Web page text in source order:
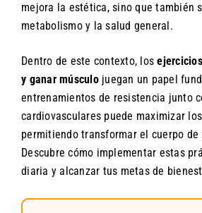
mejora la estética, sino que también
metabolismo y la salud general.
Dentro de este contexto, los
y ganar músculojuegan un papel
entrenamientos de resistencia junto
cardiovasculares puede maximizar
permitiendo transformar el cuerpo
Descubre cómo implementar estas
diaria y alcanzar tus metas de